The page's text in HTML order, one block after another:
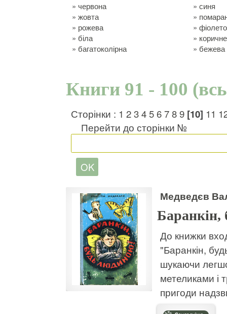
» червона »синя
»жовта »
» рожева »
» біла »
» багатоколірна » бежева
Книги 91 - 100
Сторінки : 1 23456789 [10] 11
Перейти до сторінки №
Медведєв
Баранкін,
До книжки
"Баранкін,
шукаючи
метеликами і
пригоди